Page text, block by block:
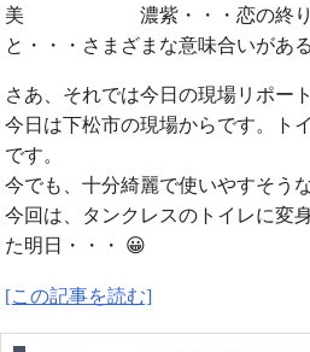
美 濃紫・・・恋の終り
と・・・さまざまな意味合いがあ
さあ、それでは今日の現場リポート
今日は下松市の現場からです。ト
です。
今でも、十分綺麗で使いやすそう
今回は、タンクレスのトイレに変
た明日・・・ 😀
[この記事を読む]